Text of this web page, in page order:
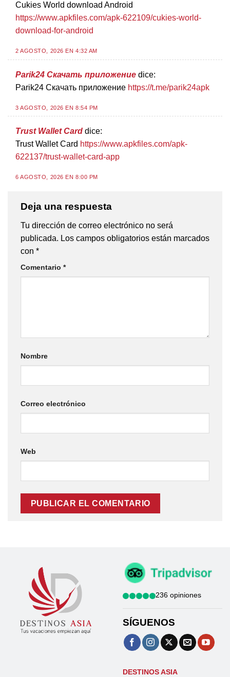
Cukies World download Android
https://www.apkfiles.com/apk-622109/cukies-world-
download-for-android
2 AGOSTO, 2026 EN 4:32 AM
Parik24 Скачать приложение dice:
Parik24 Скачать приложение https://t.me/parik24apk
3 AGOSTO, 2026 EN 8:54 PM
Trust Wallet Card dice:
Trust Wallet Card https://www.apkfiles.com/apk-
622137/trust-wallet-card-app
6 AGOSTO, 2026 EN 8:00 PM
Deja una respuesta
Tu dirección de correo electrónico no será
publicada. Los campos obligatorios están marcados
con *
Comentario *
Nombre
Correo electrónico
Web
236 opiniones
SÍGUENOS
DESTINOS ASIA